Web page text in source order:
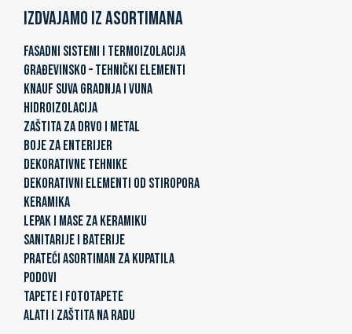
Izdvajamo iz asortimana
FASADNI SISTEMI I TERMOIZOLACIJA
GRAĐEVINSKO – TEHNIČKI ELEMENTI
KNAUF SUVA GRADNJA I VUNA
HIDROIZOLACIJA
ZAŠTITA ZA DRVO I METAL
BOJE ZA ENTERIJER
DEKORATIVNE TEHNIKE
DEKORATIVNI ELEMENTI OD STIROPORA
KERAMIKA
LEPAK I MASE ZA KERAMIKU
SANITARIJE I BATERIJE
PRATEĆI ASORTIMAN ZA KUPATILA
PODOVI
TAPETE I FOTOTAPETE
ALATI I ZAŠTITA NA RADU